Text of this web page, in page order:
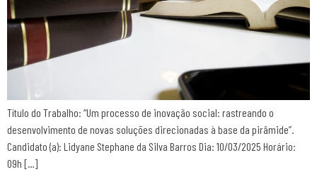
Título do Trabalho: “Um processo de inovação social: rastreando o
desenvolvimento de novas soluções direcionadas à base da pirâmide”.
Candidato (a): Lidyane Stephane da Silva Barros Dia: 10/03/2025 Horário:
09h […]